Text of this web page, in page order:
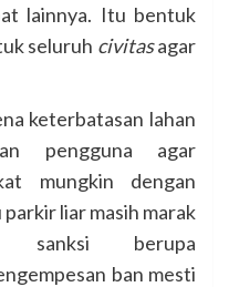
lainnya. Itu bentuk
seluruh civitasagar
keterbatasan lahan
pengguna agar
mungkin dengan
liar masih marak
sanksi berupa
ban mesti